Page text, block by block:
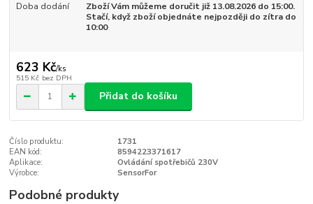
Doba dodání
Zboží Vám můžeme doručit již 13.08.2026 do 15:00.
Stačí, když zboží objednáte nejpozději do zítra do
10:00
623 Kč/ks
515 Kč bez DPH
Přidat do košíku
Číslo produktu:
1731
EAN kód:
8594223371617
Aplikace:
Ovládání spotřebičů 230V
Výrobce:
SensorFor
Podobné produkty